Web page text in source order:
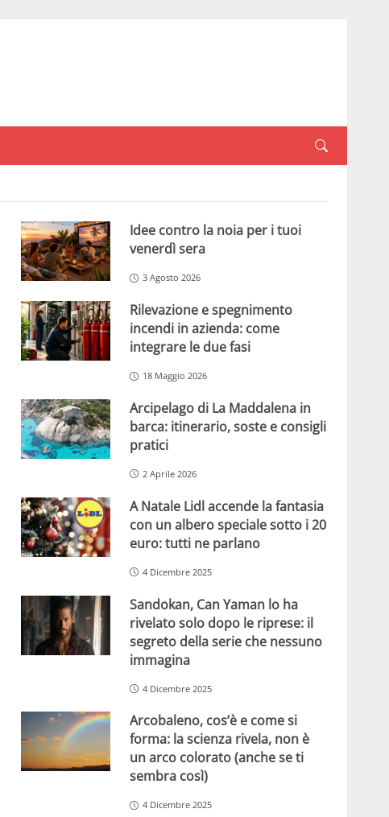
Idee contro la noia per i tuoi
venerdì sera
3 Agosto 2026
Rilevazione e spegnimento
incendi in azienda: come
integrare le due fasi
18 Maggio 2026
Arcipelago di La Maddalena in
barca: itinerario, soste e consigli
pratici
2 Aprile 2026
A Natale Lidl accende la fantasia
con un albero speciale sotto i 20
euro: tutti ne parlano
4 Dicembre 2025
Sandokan, Can Yaman lo ha
rivelato solo dopo le riprese: il
segreto della serie che nessuno
immagina
4 Dicembre 2025
Arcobaleno, cos’è e come si
forma: la scienza rivela, non è
un arco colorato (anche se ti
sembra così)
4 Dicembre 2025